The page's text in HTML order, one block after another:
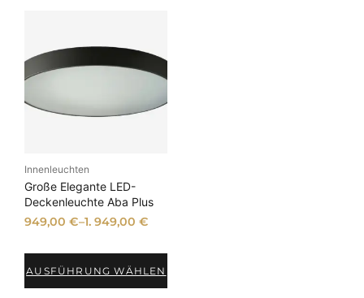
Innenleuchten
Große Elegante LED-
Deckenleuchte Aba Plus
949,00€–1. 949,00€
AUSFÜHRUNG WÄHLEN